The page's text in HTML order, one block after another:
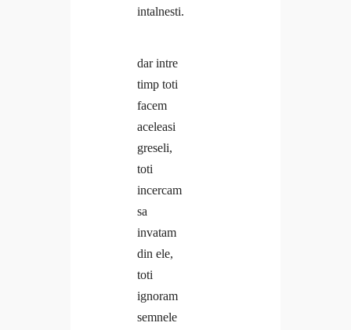
intalnesti.
dar intre
timp toti
facem
aceleasi
greseli,
toti
incercam
sa
invatam
din ele,
toti
ignoram
semnele